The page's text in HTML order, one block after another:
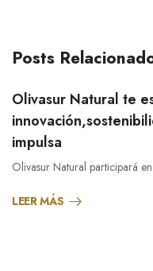
Posts
Olivasur Natural te
impulsa
Olivasur Natural participará
LEER MÁS